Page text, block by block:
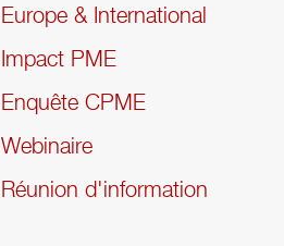
Europe & International
Impact PME
Enquête CPME
Webinaire
Réunion d'information